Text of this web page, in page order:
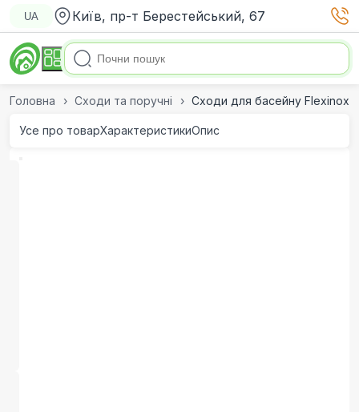
UA Київ, пр-т Берестейський, 67
Головна Сходи та поручні Сходи для басейну Flexinox
Усе про товарХарактеристикиОпис